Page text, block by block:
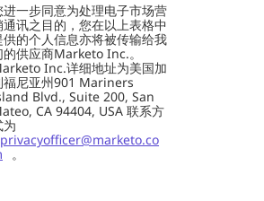
进一步同意为处理电子市场营
通讯之目的，您在以上表格中
供的个人信息亦将被传输给我
的供应商Marketo Inc.。
Inc.详细地址为美国加
福尼亚州901 Mariners
Blvd., Suite 200, San
CA 94404, USA 联系方
为
privacyofficer@marketo.co
。